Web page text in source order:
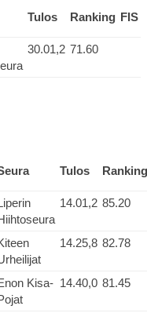
Tulos Ranking FIS
30.01,2 71.60
Tulos Ranking
14.01,2 85.20
14.25,8 82.78
Kisa- 14.40,0 81.45